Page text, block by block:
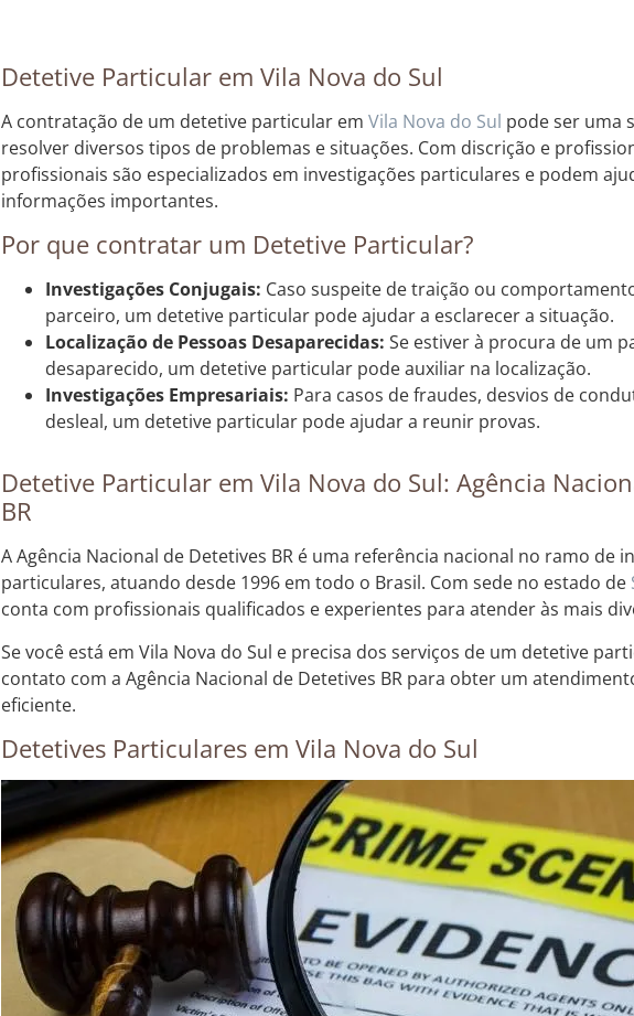
Detetive Particular em Vila Nova do Sul
A contratação de um detetive particular em Vila Nova do Sul pode ser uma
resolver diversos tipos de problemas e situações. Com discrição e
profissionais são especializados em investigações particulares e podem
informações importantes.
Por que contratar um Detetive Particular?
Investigações Conjugais: Caso suspeite de traição ou
parceiro, um detetive particular pode ajudar a esclarecer a situação.
Localização de Pessoas Desaparecidas: Se estiver à procura de um
desaparecido, um detetive particular pode auxiliar na localização.
Investigações Empresariais: Para casos de fraudes, desvios de
desleal, um detetive particular pode ajudar a reunir provas.
Detetive Particular em Vila Nova do Sul: Agência
BR
A Agência Nacional de Detetives BR é uma referência nacional no ramo de
particulares, atuando desde 1996 em todo o Brasil. Com sede no estado de
conta com profissionais qualificados e experientes para atender às mais
Se você está em Vila Nova do Sul e precisa dos serviços de um detetive
contato com a Agência Nacional de Detetives BR para obter um
eficiente.
Detetives Particulares em Vila Nova do Sul